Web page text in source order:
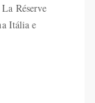
Réserve
Itália e